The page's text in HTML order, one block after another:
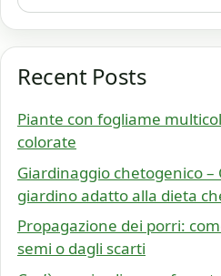
Recent Posts
Piante con fogliame
colorate
Giardinaggio chetogenico
giardino adatto alla dieta
Propagazione dei porri:
semi o dagli scarti